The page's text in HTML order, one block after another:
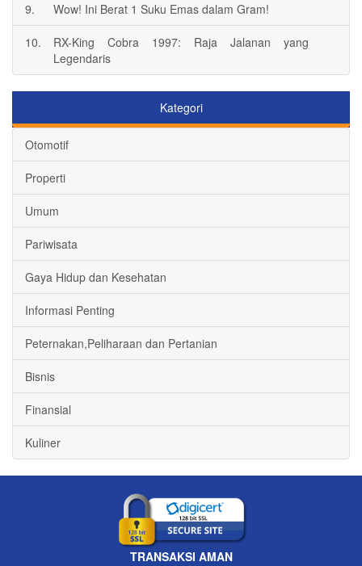
9. Wow! Ini Berat 1 Suku Emas dalam Gram!
10.
RX-King Cobra 1997: Raja Jalanan yang
Legendaris
Kategori
Otomotif
Properti
Umum
Pariwisata
Gaya Hidup dan Kesehatan
Informasi Penting
Peternakan,Peliharaan dan Pertanian
Bisnis
Finansial
Kuliner
TRANSAKSI AMAN